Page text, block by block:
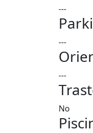
---
---
---
No